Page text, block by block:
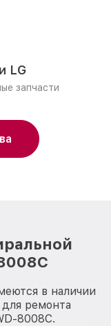
LG
запчасти
в наличии
ремонта
8008C.